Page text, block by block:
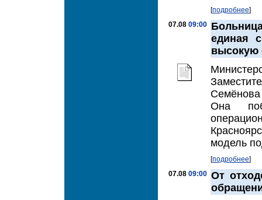
[подробнее]
07.08 09:00
единая
высокую
Семёнова
Она
модель
[подробнее]
07.08 09:00 От